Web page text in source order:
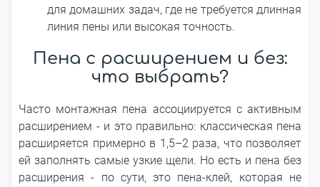
для домашних задач, где не требуется длинная
линия пены или высокая точность.
Пена с расширением и без:
что выбрать?
Часто монтажная пена ассоциируется с активным
расширением - и это правильно: классическая пена
расширяется примерно в 1,5–2 раза, что позволяет
ей заполнять самые узкие щели. Но есть и пена без
расширения - по сути, это пена-клей, которая не